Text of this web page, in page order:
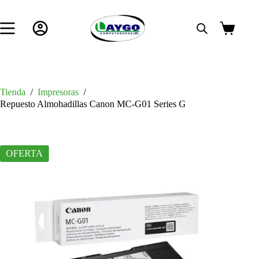
contenido
Carro
Tienda / Impresoras /
Repuesto Almohadillas Canon MC-G01 Series G
OFERTA